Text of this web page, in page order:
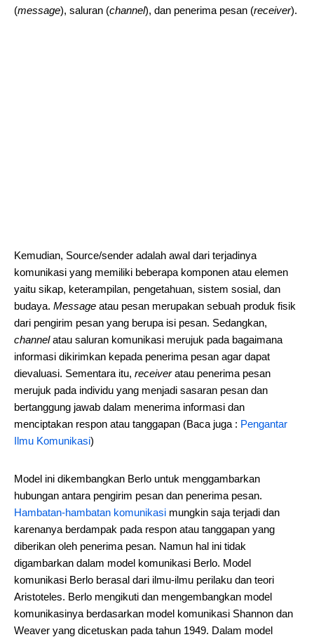
(message), saluran (channel), dan penerima pesan (receiver).
Kemudian, Source/sender adalah awal dari terjadinya
komunikasi yang memiliki beberapa komponen atau elemen
yaitu sikap, keterampilan, pengetahuan, sistem sosial, dan
budaya. Message atau pesan merupakan sebuah produk fisik
dari pengirim pesan yang berupa isi pesan. Sedangkan,
channelatau saluran komunikasi merujuk pada bagaimana
informasi dikirimkan kepada penerima pesan agar dapat
dievaluasi. Sementara itu, receiveratau penerima pesan
merujuk pada individu yang menjadi sasaran pesan dan
bertanggung jawab dalam menerima informasi dan
menciptakan respon atau tanggapan (Baca juga : Pengantar
Ilmu Komunikasi)
Model ini dikembangkan Berlo untuk menggambarkan
hubungan antara pengirim pesan dan penerima pesan.
Hambatan-hambatan komunikasi mungkin saja terjadi dan
karenanya berdampak pada respon atau tanggapan yang
diberikan oleh penerima pesan. Namun hal ini tidak
digambarkan dalam model komunikasi Berlo. Model
komunikasi Berlo berasal dari ilmu-ilmu perilaku dan teori
Aristoteles. Berlo mengikuti dan mengembangkan model
komunikasinya berdasarkan model komunikasi Shannon dan
Weaver yang dicetuskan pada tahun 1949. Dalam model